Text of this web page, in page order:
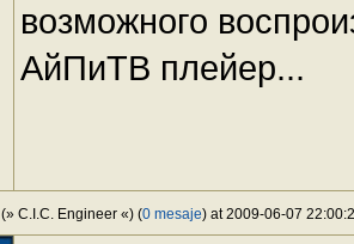
возможного
АйПиТВ плейер...
(» C.I.C. Engineer «) (0 mesaje) at 2009-06-07